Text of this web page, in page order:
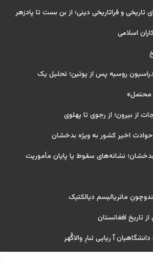
تاریخی و فراتاریخی دینی؛ از بن بست تا پادزهر
اسلامی
روسیه پس از پوتین؛ تحلیل یک
محتمل»
از بیرون؛ از رجوی تا پهلوی
حوادث اخیر کشور به ویژه بدخشان
نشانه‌های سقوط یا پایان مأموریت
ماتریالیسم دیالکتیک
تاریخ افغانستان
دانشگاهیان آ ریایی تبارِ والاگُهر